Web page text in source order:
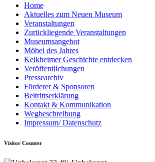
Home
Aktuelles zum Neuen Museum
Veranstaltungen
Zurückliegende Veranstaltungen
Museumsangebot
Möbel des Jahres
Kelkheimer Geschichte entdecken
Veröffentlichungen
Pressearchiv
Förderer & Sponsoren
Beitrittserklärung
Kontakt & Kommunikation
Wegbeschreibung
Impressum/ Datenschutz
Visitor Counter